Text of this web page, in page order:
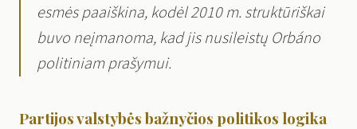
esmės paaiškina, kodėl 2010 m. struktūriškai
buvo neįmanoma, kad jis nusileistų Orbáno
politiniam prašymui.
Partijos valstybės bažnyčios politikos logika